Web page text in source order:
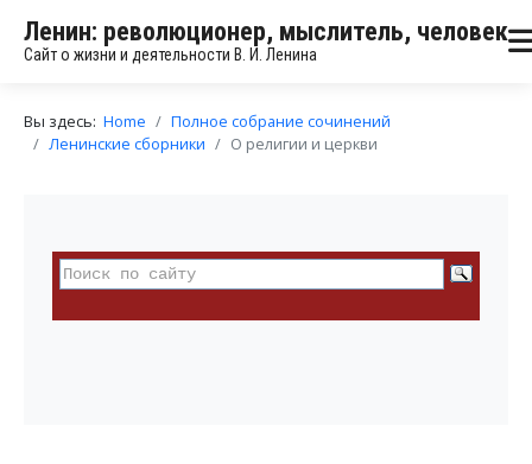
Ленин: революционер, мыслитель, человек
Сайт о жизни и деятельности В. И. Ленина
Вы здесь: Home
Полное собрание сочинений
Ленинские сборники
О религии и церкви